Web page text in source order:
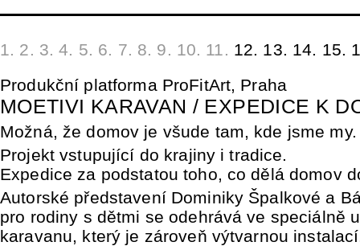
1. 2. 3. 4. 5. 6. 7. 8. 9. 10. 11. 12. 13. 14. 15.
Produkční platforma ProFitArt, Praha
MOETIVI KARAVAN / EXPEDICE K
Možná, že domov je všude tam, kde jsme my.
Projekt vstupující do krajiny i tradice.
Expedice za podstatou toho, co dělá domov
Autorské představení Dominiky Špalkové a
pro rodiny s dětmi se odehrává ve speciálně
karavanu, který je zároveň výtvarnou